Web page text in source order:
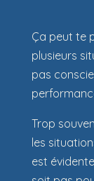
Ça peut te
plusieurs
pas
Trop
les
est